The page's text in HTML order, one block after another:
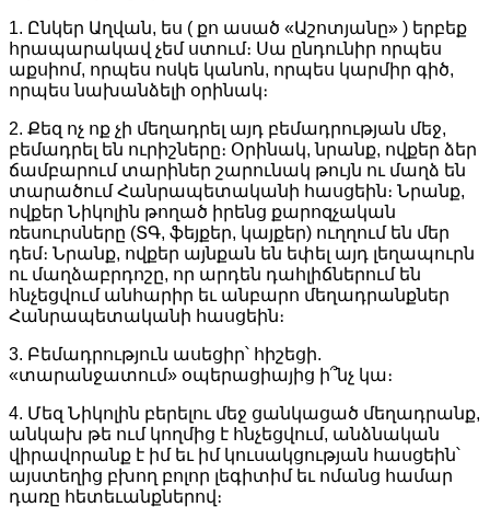
1. Ընկեր Աղվան, ես ( քո ասած «Աշոտյանը» ) երբեք
հրապարակավ չեմ ստում։ Սա ընդունիր որպես
աքսիոմ, որպես ոսկե կանոն, որպես կարմիր գիծ,
որպես նախանձելի օրինակ։
2. Քեզ ոչ ոք չի մեղադրել այդ բեմադրության մեջ,
բեմադրել են ուրիշները։ Օրինակ, նրանք, ովքեր ձեր
ճամբարում տարիներ շարունակ թույն ու մաղձ են
տարածում Հանրապետականի հասցեին։ Նրանք,
ովքեր Նիկոլին թողած իրենց քարոզչական
ռեսուրսները (ՏԳ, ֆեյքեր, կայքեր) ուղղում են մեր
դեմ։ Նրանք, ովքեր այնքան են եփել այդ լեղապուրն
ու մաղձաբրդոշը, որ արդեն դահլիճներում են
հնչեցվում անհարիր եւ անբարո մեղադրանքներ
Հանրապետականի հասցեին։
3. Բեմադրություն ասեցիր՝ հիշեցի.
«տարանջատում» օպերացիայից ի՞նչ կա։
4. Մեզ Նիկոլին բերելու մեջ ցանկացած մեղադրանք,
անկախ թե ում կողմից է հնչեցվում, անձնական
վիրավորանք է իմ եւ իմ կուսակցության հասցեին՝
այստեղից բխող բոլոր լեգիտիմ եւ ոմանց համար
դառը հետեւանքներով։